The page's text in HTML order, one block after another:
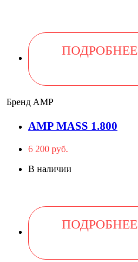
ПОДРОБНЕЕ
Бренд AMP
AMP MASS 1.800
6 200 руб.
В наличии
ПОДРОБНЕЕ